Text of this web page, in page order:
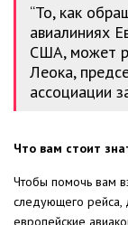
“То, как
авиалиниях
США, может
Леока,
ассоциации
Что вам стоит
Чтобы помочь вам
следующего рейса,
европейские